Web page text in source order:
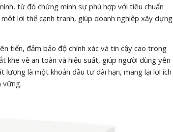
từ đó chứng minh sự phù hợp với tiêu chuẩn
lợi thế cạnh tranh, giúp doanh nghiệp xây dựng
tiến, đảm bảo độ chính xác và tin cậy cao trong
khe về an toàn và hiệu suất, giúp người dùng yên
là một khoản đầu tư dài hạn, mang lại lợi ích
vững.